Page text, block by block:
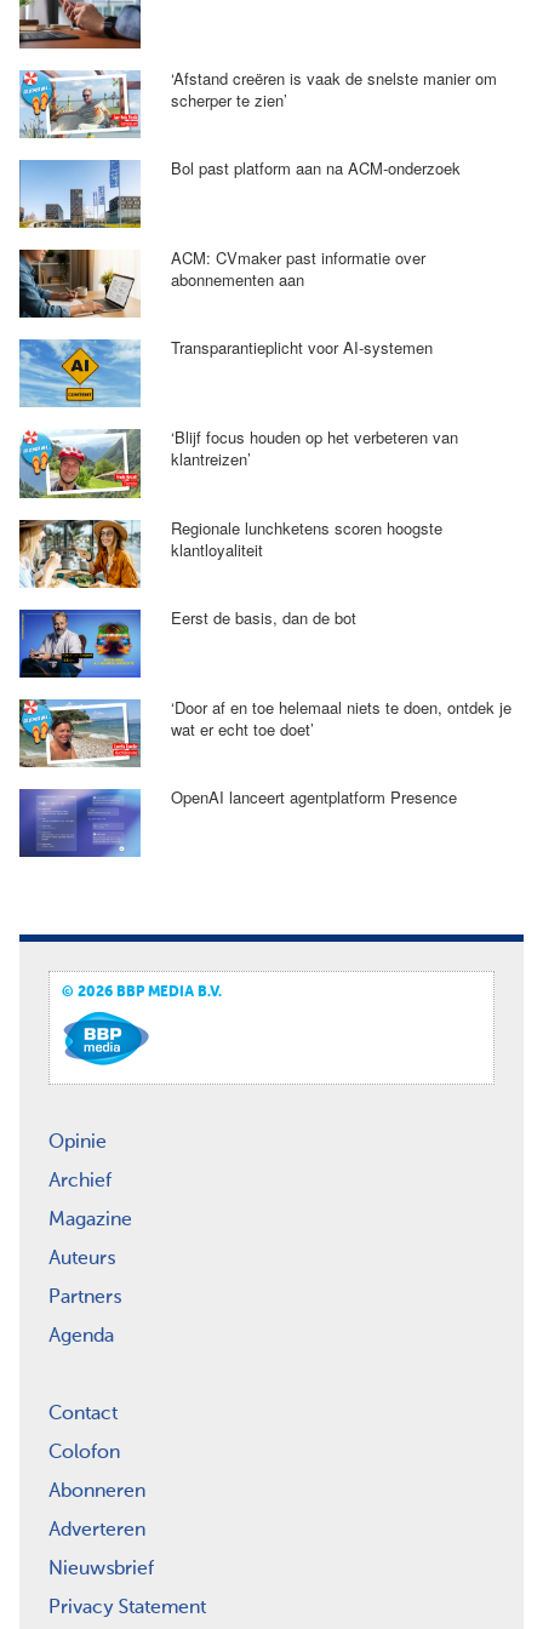
‘Afstand creëren is vaak de snelste manier om
scherper te zien’
Bol past platform aan na ACM-onderzoek
ACM: CVmaker past informatie over
abonnementen aan
Transparantieplicht voor AI-systemen
‘Blijf focus houden op het verbeteren van
klantreizen’
Regionale lunchketens scoren hoogste
klantloyaliteit
Eerst de basis, dan de bot
‘Door af en toe helemaal niets te doen, ontdek je
wat er echt toe doet’
OpenAI lanceert agentplatform Presence
© 2026 BBP MEDIA B.V.
Opinie
Archief
Magazine
Auteurs
Partners
Agenda
Contact
Colofon
Abonneren
Adverteren
Nieuwsbrief
Privacy Statement